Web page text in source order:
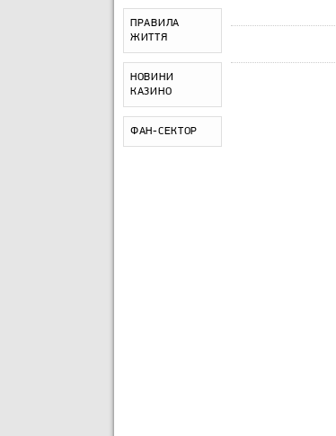
ПРАВИЛА
ЖИТТЯ
НОВИНИ
КАЗИНО
ФАН-СЕКТОР